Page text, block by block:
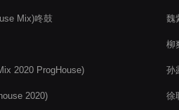
Mix)咚鼓
2020 ProgHouse)
2020)
魏
柳
孙
徐